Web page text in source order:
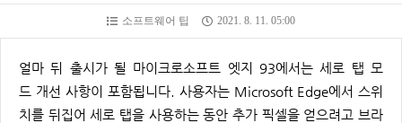
소프트웨어 팁 2021. 8. 11. 05:00
얼마 뒤 출시가 될 마이크로소프트 엣지 93에서는 세로 탭 모
드 개선 사항이 포함됩니다. 사용자는 Microsoft Edge에서 스위
치를 뒤집어 세로 탭을 사용하는 동안 추가 픽셀을 얻으려고 브라